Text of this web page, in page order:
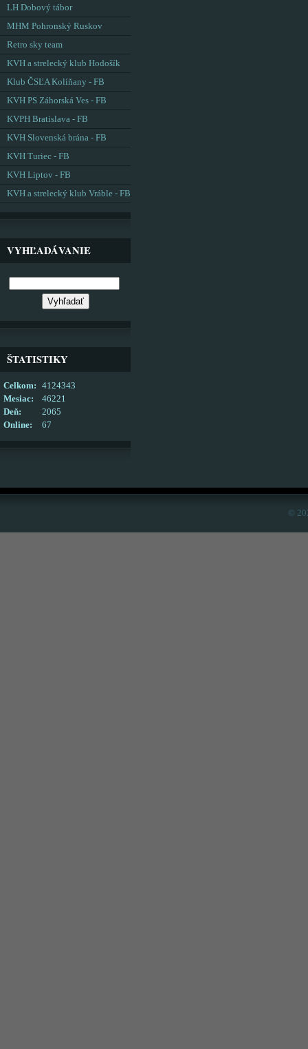
LH Dobový tábor
MHM Pohronský Ruskov
Retro sky team
KVH a strelecký klub Hodošík
Klub ČSĽA Kolíňany - FB
KVH PS Záhorská Ves - FB
KVPH Bratislava - FB
KVH Slovenská brána - FB
KVH Turiec - FB
KVH Liptov - FB
KVH a strelecký klub Vráble - FB
VYHĽADÁVANIE
ŠTATISTIKY
Online: 67
Celkom:
4124343
Mesiac:
46221
Deň:
2065
©